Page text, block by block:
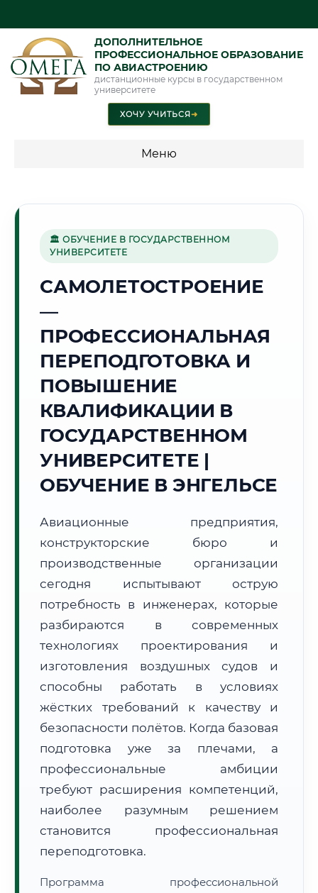
ДОПОЛНИТЕЛЬНОЕ
ПРОФЕССИОНАЛЬНОЕ ОБРАЗОВАНИЕ
ПО АВИАСТРОЕНИЮ
дистанционные курсы в государственном
университете
ХОЧУ УЧИТЬСЯ➜
Меню
🌾
13:32:50
Воскресенье, 9 Августа
2026 г.
Погода в г. Энгельс:☁️ +28°C, Пасмурно
🌅 Восход: 05:31 🌇 Закат: 20:30
📍 Региональная справка г. Энгельс
Почтовые индексы:
Часовой пояс:
МСК+1 (UTC+4)
Формат учебы:
Дистанционно
🗺️ Зона обслуживания: г. Энгельс
• Маршрут транзита: ~2 452 км
• Экспресс-доставка СДЭК / Почтой:
4–6 рабочих дней
📜 Документы и аккредитация ФИС ФРДО
🔍Нажмите на документ для увеличения и просмотра
🏛 ОБУЧЕНИЕ В ГОСУДАРСТВЕННОМ
УНИВЕРСИТЕТЕ
САМОЛЕТОСТРОЕНИЕ
—
ПРОФЕССИОНАЛЬНАЯ
ПЕРЕПОДГОТОВКА И
ПОВЫШЕНИЕ
КВАЛИФИКАЦИИ В
ГОСУДАРСТВЕННОМ
УНИВЕРСИТЕТЕ |
ОБУЧЕНИЕ В ЭНГЕЛЬСЕ
Авиационные предприятия,
конструкторские бюро и
производственные организации
сегодня испытывают острую
потребность в инженерах, которые
разбираются в современных
технологиях проектирования и
изготовления воздушных судов и
способны работать в условиях
жёстких требований к качеству и
безопасности полётов. Когда базовая
подготовка уже за плечами, а
профессиональные амбиции
требуют расширения компетенций,
наиболее разумным решением
становится профессиональная
переподготовка.
Программа профессиональной